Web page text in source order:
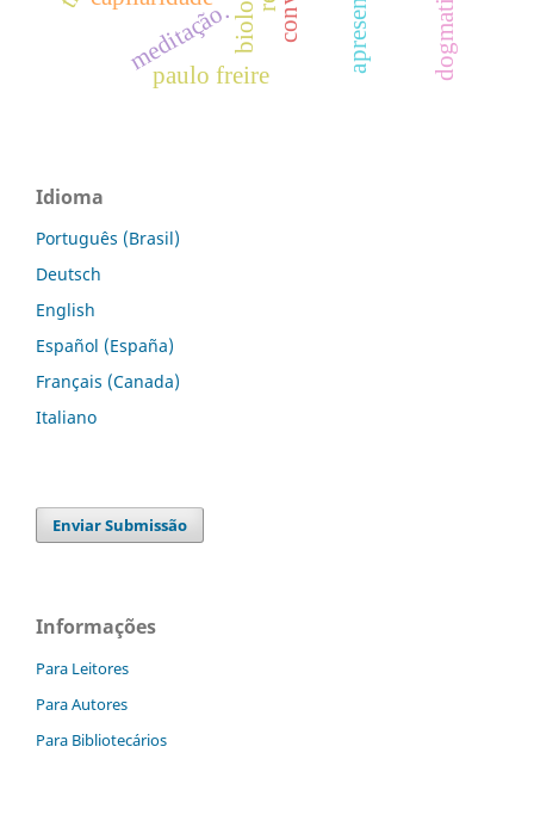
meditação.
paulo freire
Idioma
Português (Brasil)
Deutsch
English
Español (España)
Français (Canada)
Italiano
Enviar Submissão
Informações
Para Leitores
Para Autores
Para Bibliotecários